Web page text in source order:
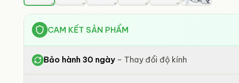
CAM KẾT SẢN PHẨM
Bảo hành 30 ngày– Thay đổi độ kính